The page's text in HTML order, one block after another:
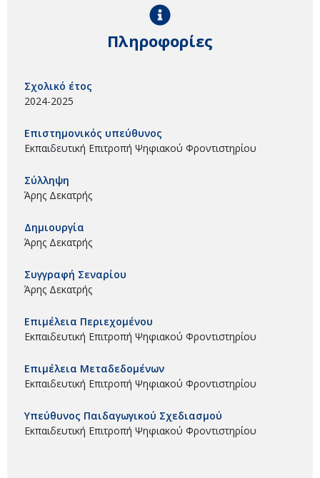
Πληροφορίες
Σχολικό έτος
2024-2025
Επιστημονικός υπεύθυνος
Εκπαιδευτική Επιτροπή Ψηφιακού Φροντιστηρίου
Σύλληψη
Άρης Δεκατρής
Δημιουργία
Άρης Δεκατρής
Συγγραφή Σεναρίου
Άρης Δεκατρής
Επιμέλεια Περιεχομένου
Εκπαιδευτική Επιτροπή Ψηφιακού Φροντιστηρίου
Επιμέλεια Μεταδεδομένων
Εκπαιδευτική Επιτροπή Ψηφιακού Φροντιστηρίου
Υπεύθυνος Παιδαγωγικού Σχεδιασμού
Εκπαιδευτική Επιτροπή Ψηφιακού Φροντιστηρίου